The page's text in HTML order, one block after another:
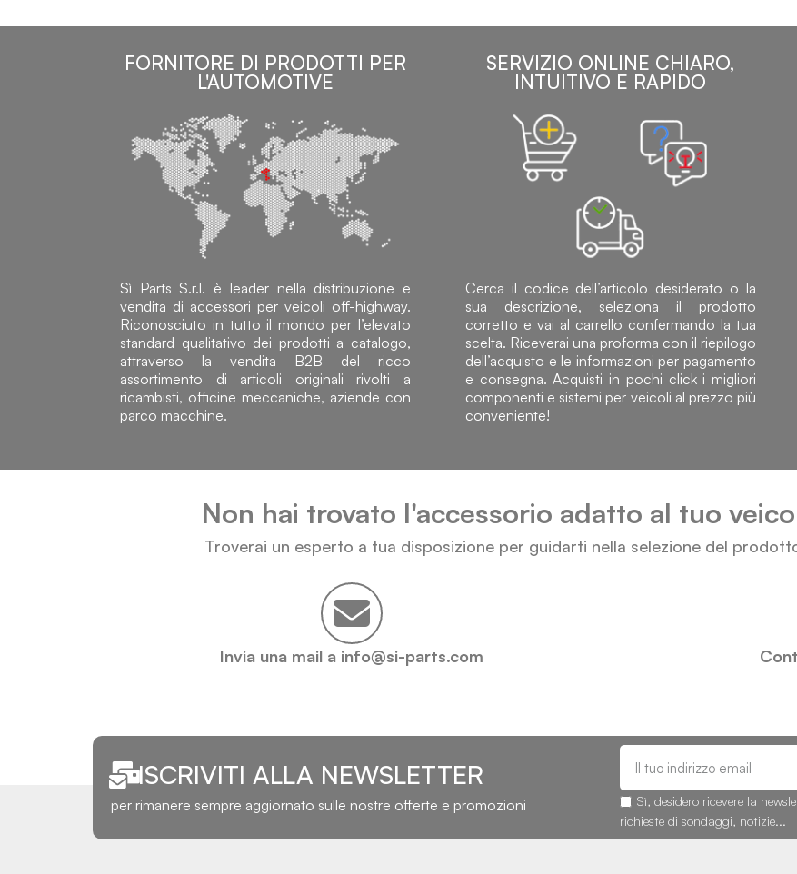
FORNITORE DI PRODOTTI PER
L'AUTOMOTIVE
Sì Parts S.r.l. è leader nella distribuzione e
vendita di accessori per veicoli off-highway.
Riconosciuto in tutto il mondo per l’elevato
standard qualitativo dei prodotti a catalogo,
attraverso la vendita B2B del ricco
assortimento di articoli originali rivolti a
ricambisti, officine meccaniche, aziende con
parco macchine.
SERVIZIO ONLINE CHIARO,
INTUITIVO E RAPIDO
Cerca il codice dell’articolo desiderato o la
sua descrizione, seleziona il prodotto
corretto e vai al carrello confermando la tua
scelta. Riceverai una proforma con il riepilogo
dell’acquisto e le informazioni per pagamento
e consegna. Acquisti in pochi click i migliori
componenti e sistemi per veicoli al prezzo più
conveniente!
Non hai trovato l'accessorio adatto al tuo
Troverai un esperto a tua disposizione per guidarti nella selezione del
Invia una mail a info@si-parts.com
ISCRIVITI ALLA NEWSLETTER
per rimanere sempre aggiornato sulle nostre offerte e promozioni
Sì, desidero ricevere la
richieste di sondaggi, notizie...